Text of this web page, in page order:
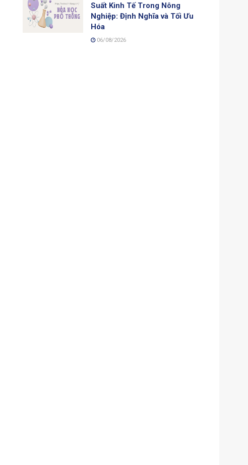
Suất Kinh Tế Trong Nông
Nghiệp: Định Nghĩa và Tối Ưu
Hóa
06/08/2026